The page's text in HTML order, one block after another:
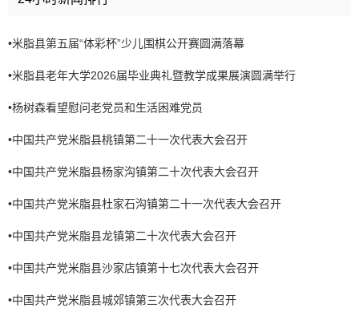
•米脂县第五届“体彩杯”少儿围棋公开赛圆满落幕
•米脂县老年大学2026届毕业典礼暨教学成果展演圆满举行
•杨树森看望慰问老党员和生活困难党员
•中国共产党米脂县桃镇第二十一次代表大会召开
•中国共产党米脂县杨家沟镇第二十次代表大会召开
•中国共产党米脂县杜家石沟镇第二十一次代表大会召开
•中国共产党米脂县龙镇第二十次代表大会召开
•中国共产党米脂县沙家店镇第十七次代表大会召开
•中国共产党米脂县城郊镇第三次代表大会召开